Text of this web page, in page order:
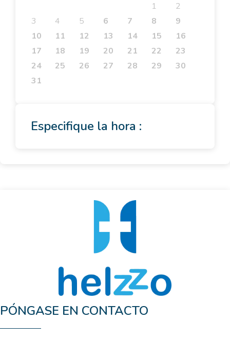
1
2
3
4 5 6 7 8
9
10
11 12 13 14 15
16
17
18 19 20 21 22
23
24
25 26 27 28 29
30
31
Especifique la hora :
PÓNGASE EN CONTACTO